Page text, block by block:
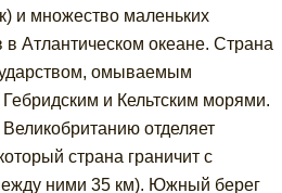
и множество маленьких
в Атлантическом океане. Страна
омываемым
и Кельтским морями.
отделяет
страна граничит с
ними 35 км). Южный берег